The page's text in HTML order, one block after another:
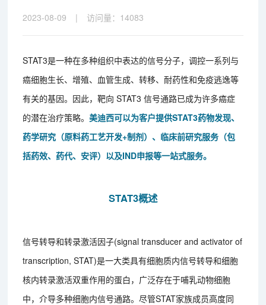
2023-08-09 | 访问量： 14083
STAT3是一种在多种组织中表达的信号分子，调控一系列与
癌细胞生长、增殖、血管生成、转移、耐药性和免疫逃逸等
有关的基因。因此，靶向 STAT3 信号通路已成为许多癌症
的潜在治疗策略。美迪西可以为客户提供STAT3药物发现、
药学研究（原料药工艺开发+制剂）、临床前研究服务（包
括药效、药代、安评）以及IND申报等一站式服务。
STAT3概述
信号转导和转录激活因子(signal transducer and activator of
transcription, STAT)是一大类具有细胞质内信号转导和细胞
核内转录激活双重作用的蛋白，广泛存在于哺乳动物细胞
中，介导多种细胞内信号通路。尽管STAT家族成员高度同